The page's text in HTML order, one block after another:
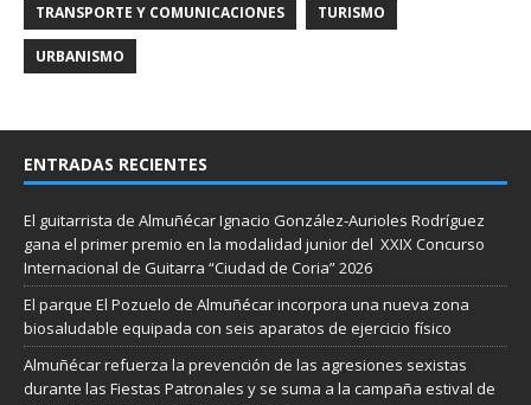
TRANSPORTE Y COMUNICACIONES TURISMO
URBANISMO
ENTRADAS RECIENTES
El guitarrista de Almuñécar Ignacio González-Aurioles Rodríguez
gana el primer premio en la modalidad junior del XXIX Concurso
Internacional de Guitarra “Ciudad de Coria” 2026
El parque El Pozuelo de Almuñécar incorpora una nueva zona
biosaludable equipada con seis aparatos de ejercicio físico
Almuñécar refuerza la prevención de las agresiones sexistas
durante las Fiestas Patronales y se suma a la campaña estival de